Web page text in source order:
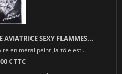
AVIATRICE SEXY FLAMMES...
en métal peint ,la tôle est...
€ TTC